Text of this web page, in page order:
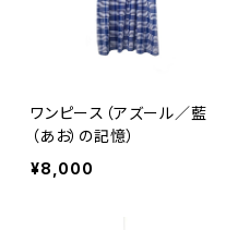
ワンピース（アズール／藍
（あお）の記憶）
¥8,000